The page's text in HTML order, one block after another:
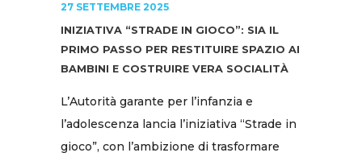
27 SETTEMBRE 2025
INIZIATIVA “STRADE IN GIOCO”: SIA IL
PRIMO PASSO PER RESTITUIRE SPAZIO AI
BAMBINI E COSTRUIRE VERA SOCIALITÀ
L’Autorità garante per l’infanzia e
l’adolescenza lancia l’iniziativa “Strade in
gioco”, con l’ambizione di trasformare